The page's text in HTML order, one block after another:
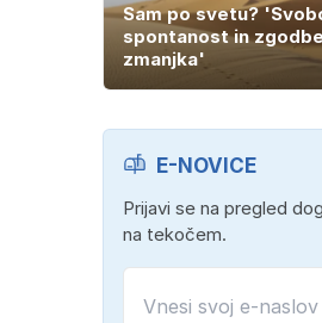
Sam po svetu?
spontanost in
zmanjka'
E-NOVICE
Prijavi se na pregled
na tekočem.